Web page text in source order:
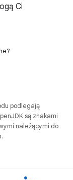
Ci
podlegają
są znakami
należącymi do